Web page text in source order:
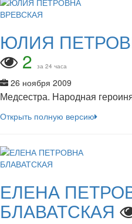
ЮЛИЯ
2 за 24 часа
26 ноября 2009
Медсестра. Народная
Открыть полную версию
ЕЛЕНА
БЛАВАТСКАЯ